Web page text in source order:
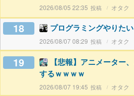
2026/08/05 22:35 オタク
18 プログラミングやりた
2026/08/07 08:29 オタク
19
【悲報】アニメーター
するｗｗｗｗ
2026/08/07 19:45 オタク